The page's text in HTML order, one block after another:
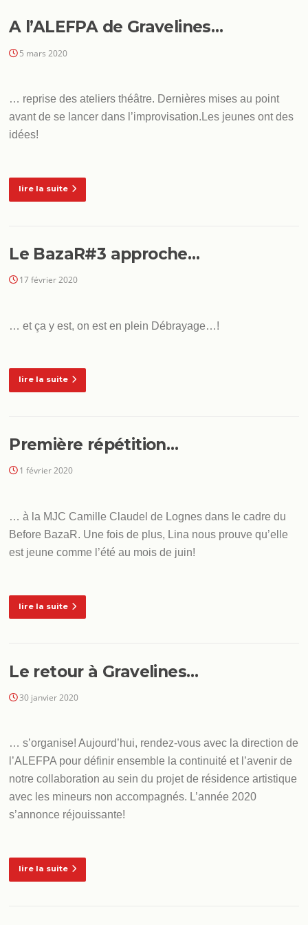
A l’ALEFPA de Gravelines…
5 mars 2020
… reprise des ateliers théâtre. Dernières mises au point
avant de se lancer dans l’improvisation.Les jeunes ont des
idées!
lire la suite
Le BazaR#3 approche…
17 février 2020
… et ça y est, on est en plein Débrayage…!
lire la suite
Première répétition…
1 février 2020
… à la MJC Camille Claudel de Lognes dans le cadre du
Before BazaR. Une fois de plus, Lina nous prouve qu’elle
est jeune comme l’été au mois de juin!
lire la suite
Le retour à Gravelines…
30 janvier 2020
… s’organise! Aujourd’hui, rendez-vous avec la direction de
l’ALEFPA pour définir ensemble la continuité et l’avenir de
notre collaboration au sein du projet de résidence artistique
avec les mineurs non accompagnés. L’année 2020
s’annonce réjouissante!
lire la suite